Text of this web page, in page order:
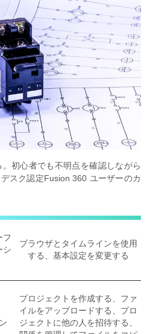
初心者でも不明点を確認しながら
スク認定Fusion 360 ユーザーのカ
フ
シ
ブラウザとタイムラインを使用
する、基本設定を変更する
プロジェクトを作成する、ファ
イルをアップロードする、プロ
ジェクトに他の人を招待する、